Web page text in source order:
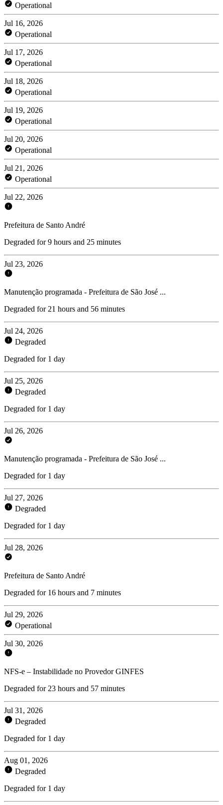
Operational
Jul 16, 2026
Operational
Jul 17, 2026
Operational
Jul 18, 2026
Operational
Jul 19, 2026
Operational
Jul 20, 2026
Operational
Jul 21, 2026
Operational
Jul 22, 2026
Prefeitura de Santo André
Degraded for 9 hours and 25 minutes
Jul 23, 2026
Manutenção programada - Prefeitura de São José ...
Degraded for 21 hours and 56 minutes
Jul 24, 2026
Degraded
Degraded for 1 day
Jul 25, 2026
Degraded
Degraded for 1 day
Jul 26, 2026
Manutenção programada - Prefeitura de São José ...
Degraded for 1 day
Jul 27, 2026
Degraded
Degraded for 1 day
Jul 28, 2026
Prefeitura de Santo André
Degraded for 16 hours and 7 minutes
Jul 29, 2026
Operational
Jul 30, 2026
NFS-e – Instabilidade no Provedor GINFES
Degraded for 23 hours and 57 minutes
Jul 31, 2026
Degraded
Degraded for 1 day
Aug 01, 2026
Degraded
Degraded for 1 day